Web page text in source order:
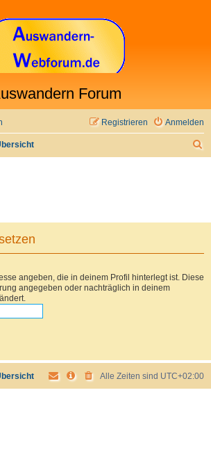
Forum
Anmelden
Registrieren
angeben, die in deinem Profil hinterlegt ist. Diese
angegeben oder nachträglich in deinem
Alle Zeiten sind UTC+02:00